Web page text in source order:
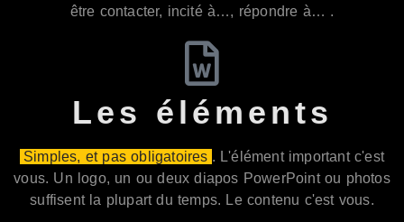
être contacter, incité à…, répondre à… .
Les éléments
Simples, et pas obligatoires . L'élément important c'est
vous. Un logo, un ou deux diapos PowerPoint ou photos
suffisent la plupart du temps. Le contenu c'est vous.